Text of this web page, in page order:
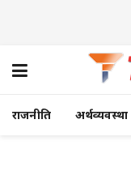
राजनीति अर्थव्यवस्था